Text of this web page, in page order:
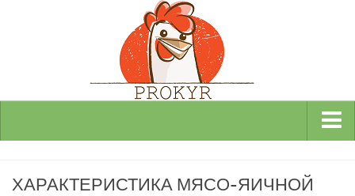
Декоративные
ХАРАКТЕРИСТИКА МЯСО-ЯИЧНОЙ